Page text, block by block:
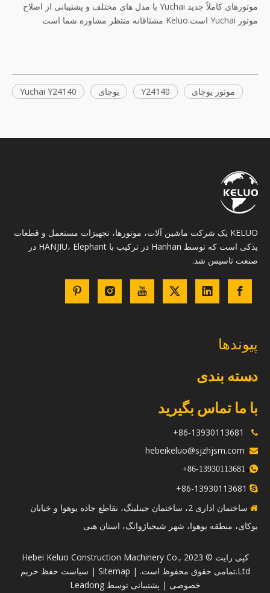
موتورهای کاملاً جدید Yuchai با مدل های مختلف و پشتیبانی از اصلاح
موتور Yuchai است.Keluo مشتاقانه منتظر مشاوره شما است
Yuchai Y24140 یوچای Y24140 موتور یوچای
KELUO یک شرکت ماشین آلات، موتورها، تجهیزات مستعمل و قطعات
یدکی است که توسط Hanhan در ترکیب با HANJIU، Elephant در
صنعت تاسیس شد.
پیوندها
دسته بندی
با ما تماس بگیرید


hebeikeluo@sjzhjsm.com
ه 13930113681-86
+


ساختمان اداری 2، ساختمان جینلینگ، تقاطع جاده یوهوا و خیابان
یوکای، منطقه یوهوا، شهر شیجیاژوانگ، استان هبی
​کپی رایت © 2023 Hebei Keluo Construction Machinery Co.,
Ltd.تمامی حقوق محفوظ است. |
Sitemap
| سیاست حفظ حریم
خصوصی | پشتیبانی توسطLeadong